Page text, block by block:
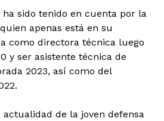
ha sido tenido en cuenta por la
apenas está en su
como directora técnica luego
y ser asistente técnica de
2023, así como del
de la joven defensa